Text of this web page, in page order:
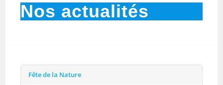
Nos actualités
Fête de la Nature